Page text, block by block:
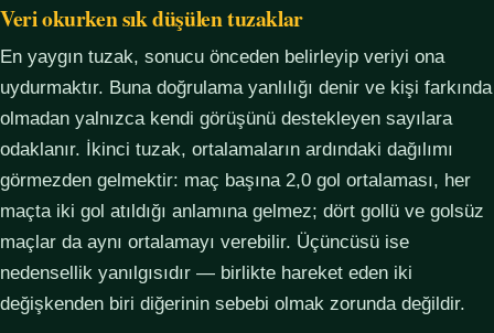
Veri okurken sık düşülen tuzaklar
En yaygın tuzak, sonucu önceden belirleyip veriyi ona
uydurmaktır. Buna doğrulama yanlılığı denir ve kişi farkında
olmadan yalnızca kendi görüşünü destekleyen sayılara
odaklanır. İkinci tuzak, ortalamaların ardındaki dağılımı
görmezden gelmektir: maç başına 2,0 gol ortalaması, her
maçta iki gol atıldığı anlamına gelmez; dört gollü ve golsüz
maçlar da aynı ortalamayı verebilir. Üçüncüsü ise
nedensellik yanılgısıdır — birlikte hareket eden iki
değişkenden biri diğerinin sebebi olmak zorunda değildir.